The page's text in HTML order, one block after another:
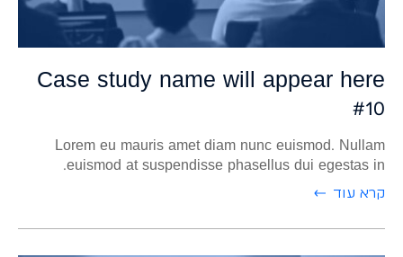
Case study name will appear here
#10
Lorem eu mauris amet diam nunc euismod. Nullam
euismod at suspendisse phasellus dui egestas in.
קרא עוד